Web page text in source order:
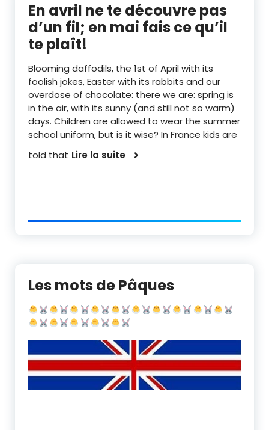
En avril ne te découvre pas
d’un fil; en mai fais ce qu’il
te plaît!
Blooming daffodils, the 1st of April with its
foolish jokes, Easter with its rabbits and our
overdose of chocolate: there we are: spring is
in the air, with its sunny (and still not so warm)
days. Children are allowed to wear the summer
school uniform, but is it wise? In France kids are
told that Lire la suite
Les mots de Pâques